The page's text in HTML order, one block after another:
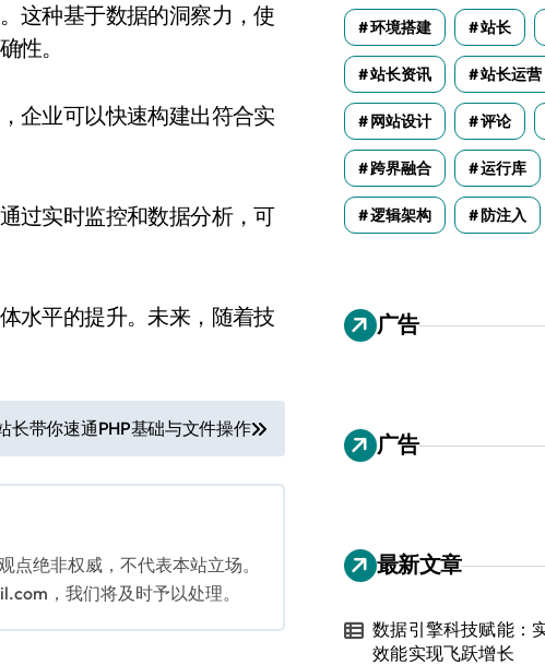
这种基于数据的洞察力，使
性。
企业可以快速构建出符合实
过实时监控和数据分析，可
水平的提升。未来，随着技
长带你速通PHP基础与文件操作
点绝非权威，不代表本站立场。
，我们将及时予以处理。
环境搭建 站长
站长资讯 站长运营
网站设计 评论
跨界融合 运行库
逻辑架构 防注入
广告
广告
最新文章
数据引擎科技赋能：
效能实现飞跃增长